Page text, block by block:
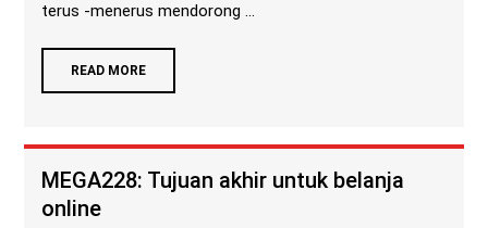
terus -menerus mendorong ...
READ MORE
MEGA228: Tujuan akhir untuk belanja
online